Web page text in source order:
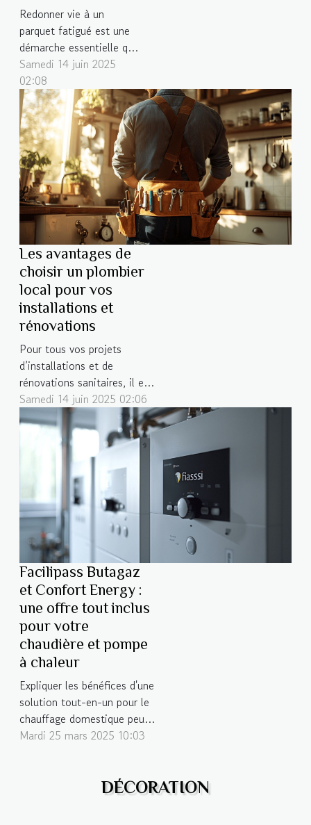
Les avantages de
choisir un plombier
local pour vos
installations et
rénovations
Pour tous vos projets
d’installations et de
rénovations sanitaires, il est
essentiel de bien choisir
votre professionnel. Un
plombier local présente des
atouts non négligeables,
tant en termes de proximité
que de qualité de service.
Découvrez dans cet article
pourquoi il est crucial de...
Samedi 14 juin 2025 02:06
Facilipass Butagaz
et Confort Energy :
une offre tout inclus
pour votre
chaudière et pompe
à chaleur
Expliquer les bénéfices d'une
solution tout-en-un pour le
chauffage domestique peut
souvent sembler complexe.
l'installation, l'entretien et le
Mardi 25 mars 2025 10:03
Redonner vie à un
parquet fatigué est une
démarche essentielle qui
peut métamorphoser
l’ambiance de tout
intérieur. La rénovation
de parquet permet non
seulement d’améliorer
l’esthétique, mais aussi
de préserver la valeur et
la durabilité de ce
revêtement noble.
Découvrez dans cet
article les...
Samedi 14 juin 2025
02:08
DÉCORATION